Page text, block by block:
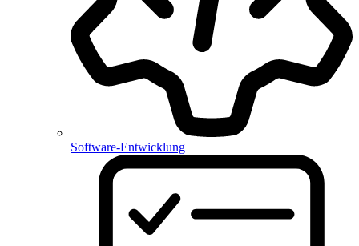
Software-Entwicklung